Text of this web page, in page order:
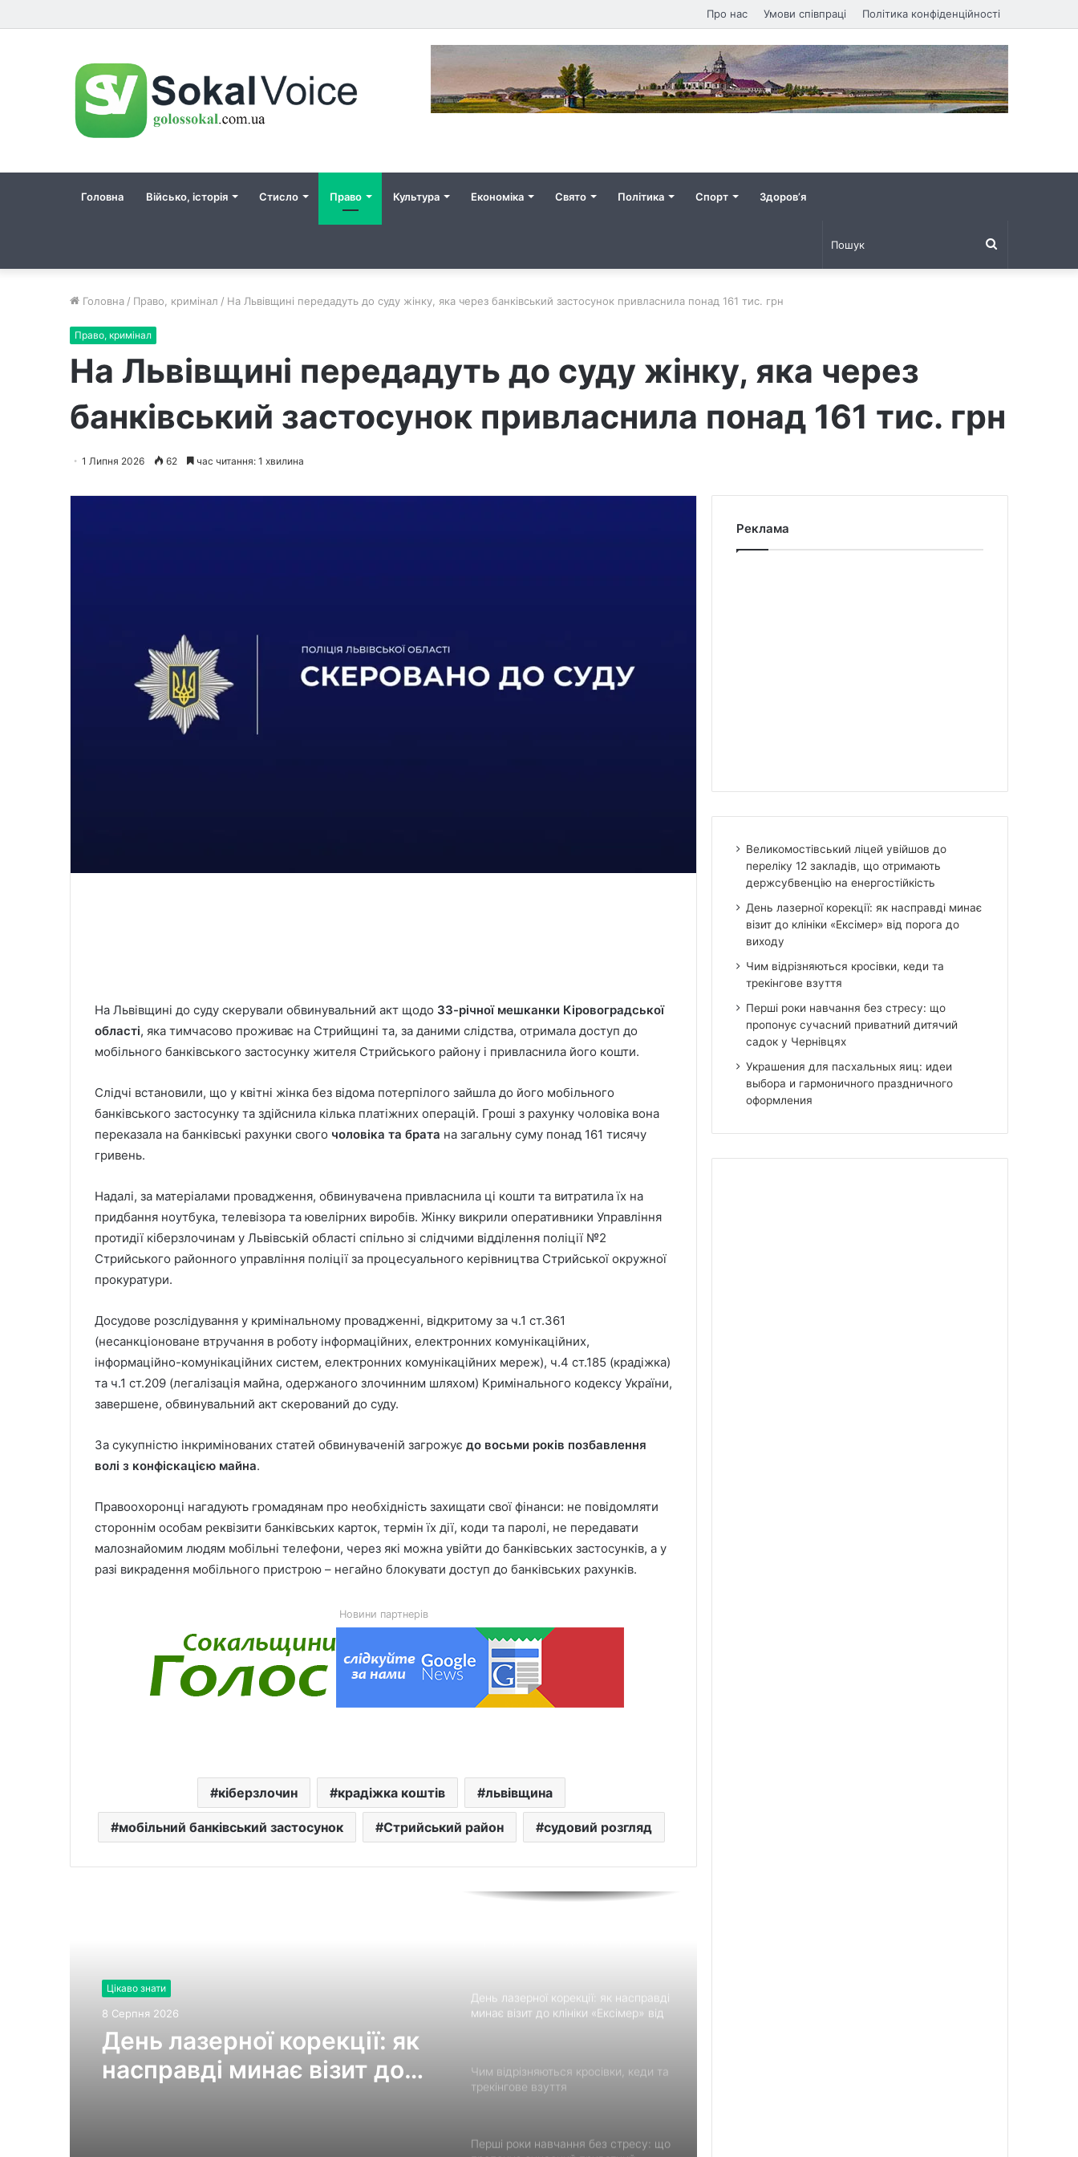
Про нас Умови співпраці Політика конфіденційності
Головна Військо, історія Стисло Право Культура Економіка Свято Політика Спорт Здоров’я
Головна / Право, кримінал / На Львівщині передадуть до суду жінку, яка через банківський застосунок привласнила понад 161 тис. грн
Право, кримінал
На Львівщині передадуть до суду жінку, яка через
банківський застосунок привласнила понад 161 тис. грн
1 Липня 2026 62 час читання: 1 хвилина
На Львівщині до суду скерували обвинувальний акт щодо 33-річної мешканки Кіровоградської
області, яка тимчасово проживає на Стрийщині та, за даними слідства, отримала доступ до
мобільного банківського застосунку жителя Стрийського району і привласнила його кошти.
Слідчі встановили, що у квітні жінка без відома потерпілого зайшла до його мобільного
банківського застосунку та здійснила кілька платіжних операцій. Гроші з рахунку чоловіка вона
переказала на банківські рахунки свого чоловіка та брата на загальну суму понад 161 тисячу
гривень.
Надалі, за матеріалами провадження, обвинувачена привласнила ці кошти та витратила їх на
придбання ноутбука, телевізора та ювелірних виробів. Жінку викрили оперативники Управління
протидії кіберзлочинам у Львівській області спільно зі слідчими відділення поліції №2
Стрийського районного управління поліції за процесуального керівництва Стрийської окружної
прокуратури.
Досудове розслідування у кримінальному провадженні, відкритому за ч.1 ст.361
(несанкціоноване втручання в роботу інформаційних, електронних комунікаційних,
інформаційно-комунікаційних систем, електронних комунікаційних мереж), ч.4 ст.185 (крадіжка)
та ч.1 ст.209 (легалізація майна, одержаного злочинним шляхом) Кримінального кодексу України,
завершене, обвинувальний акт скерований до суду.
За сукупністю інкримінованих статей обвинуваченій загрожує до восьми років позбавлення
волі з конфіскацією майна.
Правоохоронці нагадують громадянам про необхідність захищати свої фінанси: не повідомляти
стороннім особам реквізити банківських карток, термін їх дії, коди та паролі, не передавати
малознайомим людям мобільні телефони, через які можна увійти до банківських застосунків, а у
разі викрадення мобільного пристрою – негайно блокувати доступ до банківських рахунків.
Новини партнерів
кіберзлочин крадіжка коштів львівщина
мобільний банківський застосунок Стрийський район судовий розгляд
Цікаво знати
8 Серпня 2026
День лазерної корекції: як
насправді минає візит до
минає візит до клініки «Ексімер» від
Чим відрізняються кросівки, кеди та
трекінгове взуття
Перші роки навчання без стресу: що
Украшения для пасхальных яиц:
идеи выбора и гармоничного
праздничного оформления
ключ»: ТОП-7 форматів послуг
День лазерної корекції: як насправді
минає візит до клініки «Ексімер» від
Чим відрізняються кросівки, кеди та
трекінгове взуття
Перші роки навчання без стресу: що
Реклама
Великомостівський ліцей увійшов до
переліку 12 закладів, що отримають
держсубвенцію на енергостійкість
День лазерної корекції: як насправді минає
візит до клініки «Ексімер» від порога до
виходу
Чим відрізняються кросівки, кеди та
трекінгове взуття
Перші роки навчання без стресу: що
пропонує сучасний приватний дитячий
садок у Чернівцях
Украшения для пасхальных яиц: идеи
выбора и гармоничного праздничного
оформления